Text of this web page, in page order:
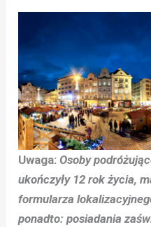
Uwaga: Osoby
ukończyły 12 rok życia,
formularza
ponadto: posiadania